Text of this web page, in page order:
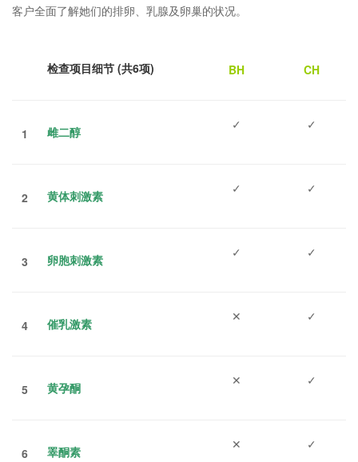
客户全面了解她们的排卵、乳腺及卵巢的状况。
检查项目细节 (共6项) BH CH
1 雌二醇 ✓ ✓
2 黄体刺激素 ✓ ✓
3 卵胞刺激素 ✓ ✓
4 催乳激素 ✕ ✓
5 黄孕酮 ✕ ✓
6 睪酮素 ✕ ✓